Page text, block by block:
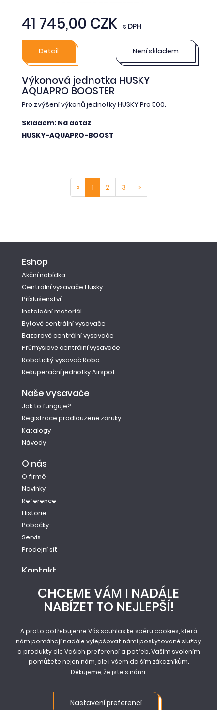
41 745,00 CZK s DPH
Detail Není skladem
Výkonová jednotka HUSKY
AQUAPRO BOOSTER
Pro zvýšení výkonů jednotky HUSKY Pro 500.
Skladem: Na dotaz
HUSKY-AQUAPRO-BOOST
« 1 2 3 »
Eshop
Akční nabídka
Centrální vysavače Husky
Příslušenství
Instalační materiál
Bytové centrální vysavače
Bazarové centrální vysavače
Průmyslové centrální vysavače
Robotický vysavač Robo
Rekuperační jednotky Airspot
Naše vysavače
Jak to funguje?
Registrace prodloužené záruky
Katalogy
Návody
O nás
O firmě
Novinky
Reference
Historie
Pobočky
Servis
Prodejní síť
Kontakt
E-mail: info@newag.cz
Kontaktní formulář
Vestecká 104
252 41, Zlatníky - Hodkovice
Obchodní podmínky
CHCEME VÁM I NADÁLE
NABÍZET TO NEJLEPŠÍ!
A proto potřebujeme Váš souhlas ke sběru cookies, která
nám pomáhají nadále vylepšovat námi poskytované služby
a produkty dle Vašich preferencí a potřeb. Vaším svolením
pomůžete nejen nám, ale i všem dalším zákazníkům.
Děkujeme, že jste s námi.
Nastavení preferencí